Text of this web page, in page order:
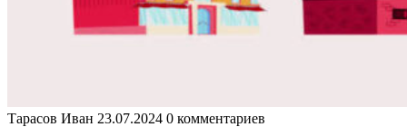
Тарасов Иван 23.07.2024 0 комментариев